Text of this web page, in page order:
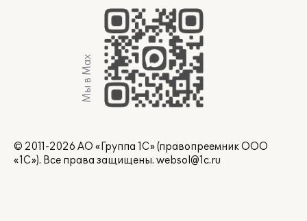
Мы в Max
© 2011-2026 АО «Группа 1С» (правопреемник ООО
«1С»). Все права защищены. websol@1c.ru